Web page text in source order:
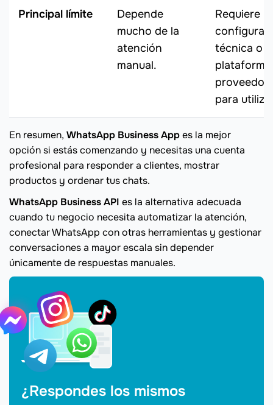
Principal límite
Depende
mucho de la
atención
manual.
Requiere
técnica o
plataforma
para
En resumen, WhatsApp Business Appes la mejor
opción si estás comenzando y necesitas una cuenta
profesional para responder a clientes, mostrar
productos y ordenar tus chats.
WhatsApp Business API es la alternativa adecuada
cuando tu negocio necesita automatizar la atención,
conectar WhatsApp con otras herramientas y gestionar
conversaciones a mayor escala sin depender
únicamente de respuestas manuales.
¿Respondes los mismos